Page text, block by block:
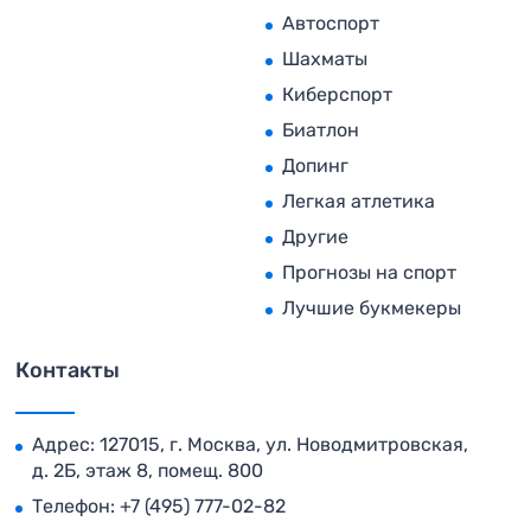
Автоспорт
Шахматы
Киберспорт
Биатлон
Допинг
Легкая атлетика
Другие
Прогнозы на спорт
Лучшие букмекеры
Контакты
Адрес: 127015, г. Москва, ул. Новодмитровская,
д. 2Б, этаж 8, помещ. 800
Телефон: +7 (495) 777-02-82